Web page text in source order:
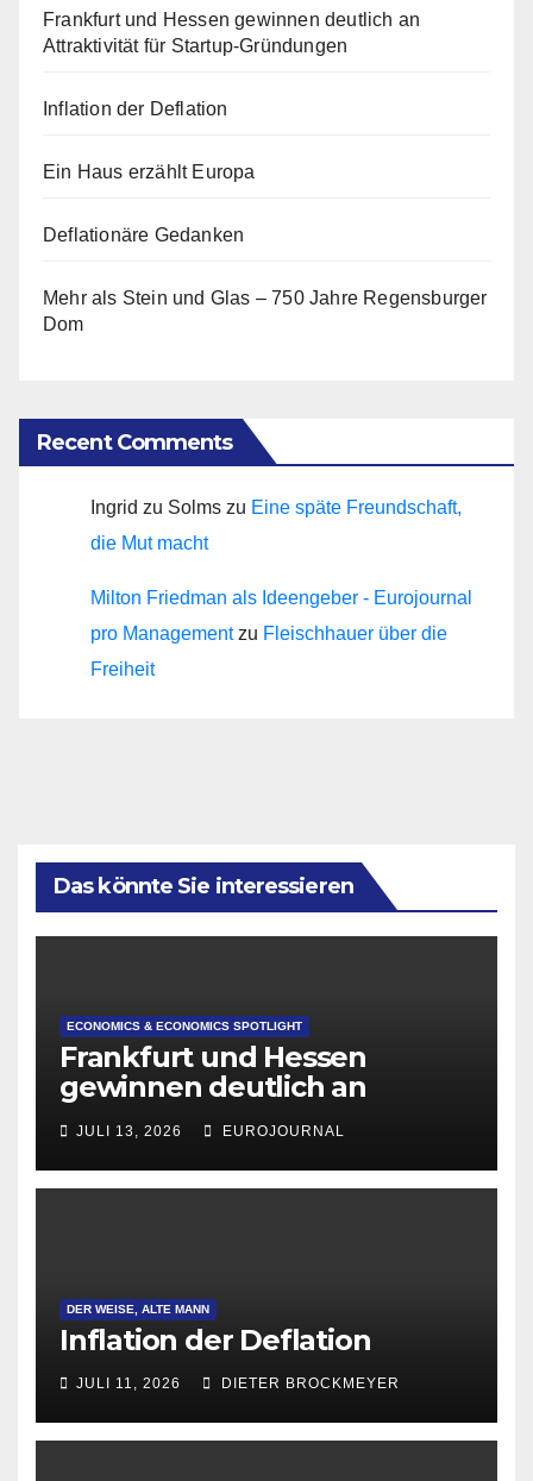
Frankfurt und Hessen gewinnen deutlich an
Attraktivität für Startup-Gründungen
Inflation der Deflation
Ein Haus erzählt Europa
Deflationäre Gedanken
Mehr als Stein und Glas – 750 Jahre Regensburger
Dom
Recent Comments
Ingrid zu Solms zu Eine späte Freundschaft,
die Mut macht
Milton Friedman als Ideengeber - Eurojournal
pro Managementzu Fleischhauer über die
Freiheit
Das könnte Sie interessieren
ECONOMICS & ECONOMICS SPOTLIGHT
Frankfurt und Hessen
gewinnen deutlich an
Attraktivität für Startup-
Gründungen
JULI 13, 2026 EUROJOURNAL
DER WEISE, ALTE MANN
Inflation der Deflation
JULI 11, 2026 DIETER BROCKMEYER